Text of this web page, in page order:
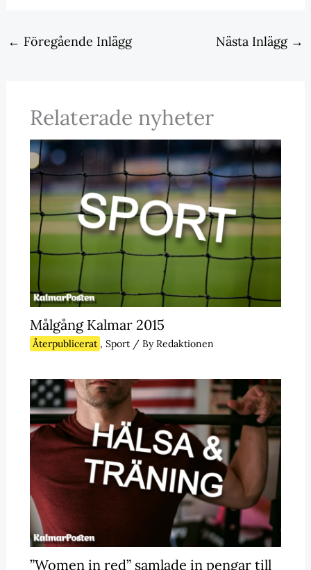
← Föregående Inlägg Nästa Inlägg →
Relaterade nyheter
Målgång Kalmar 2015
Återpublicerat , Sport/ ByRedaktionen
”Women in red” samlade in pengar till